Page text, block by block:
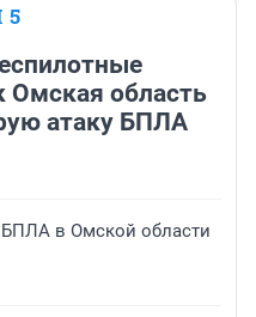
5
Омская область
атаку БПЛА
БПЛА в Омской области